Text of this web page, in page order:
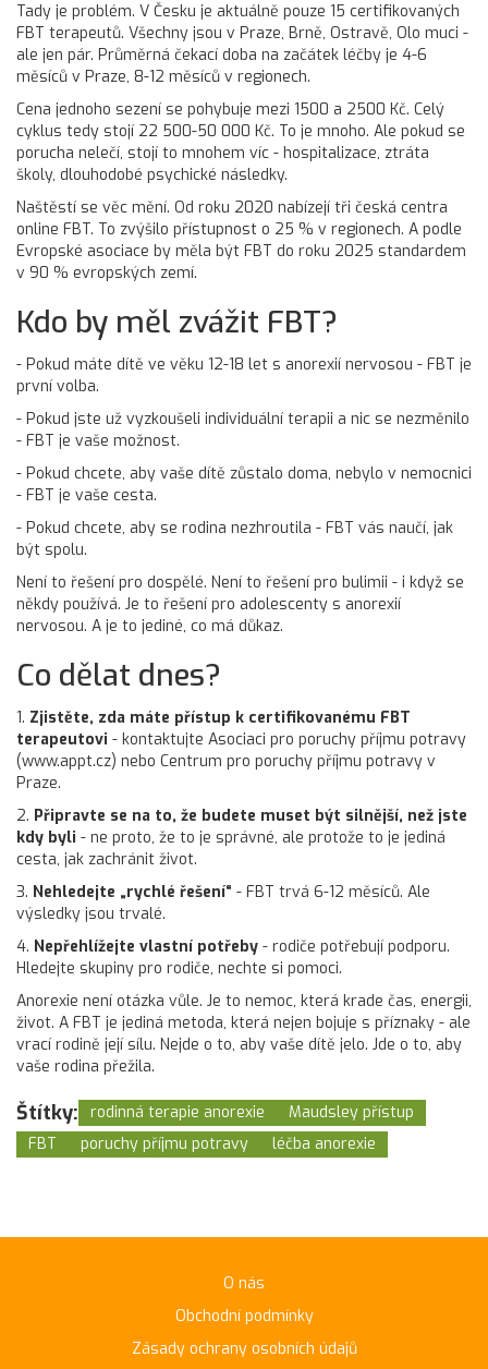
Tady je problém. V Česku je aktuálně pouze 15 certifikovaných
FBT terapeutů. Všechny jsou v Praze, Brně, Ostravě, Olo muci -
ale jen pár. Průměrná čekací doba na začátek léčby je 4-6
měsíců v Praze, 8-12 měsíců v regionech.
Cena jednoho sezení se pohybuje mezi 1500 a 2500 Kč. Celý
cyklus tedy stojí 22 500-50 000 Kč. To je mnoho. Ale pokud se
porucha nelečí, stojí to mnohem víc - hospitalizace, ztráta
školy, dlouhodobé psychické následky.
Naštěstí se věc mění. Od roku 2020 nabízejí tři česká centra
online FBT. To zvýšilo přístupnost o 25 % v regionech. A podle
Evropské asociace by měla být FBT do roku 2025 standardem
v 90 % evropských zemí.
Kdo by měl zvážit FBT?
- Pokud máte dítě ve věku 12-18 let s anorexií nervosou - FBT je
první volba.
- Pokud jste už vyzkoušeli individuální terapii a nic se nezměnilo
- FBT je vaše možnost.
- Pokud chcete, aby vaše dítě zůstalo doma, nebylo v nemocnici
- FBT je vaše cesta.
- Pokud chcete, aby se rodina nezhroutila - FBT vás naučí, jak
být spolu.
Není to řešení pro dospělé. Není to řešení pro bulimii - i když se
někdy používá. Je to řešení pro adolescenty s anorexií
nervosou. A je to jediné, co má důkaz.
Co dělat dnes?
1. Zjistěte, zda máte přístup k certifikovanému FBT
terapeutovi - kontaktujte Asociaci pro poruchy příjmu potravy
(www.appt.cz) nebo Centrum pro poruchy příjmu potravy v
Praze.
2. Připravte se na to, že budete muset být silnější, než jste
kdy byli - ne proto, že to je správné, ale protože to je jediná
cesta, jak zachránit život.
3. Nehledejte „rychlé řešení“ - FBT trvá 6-12 měsíců. Ale
výsledky jsou trvalé.
4. Nepřehlížejte vlastní potřeby - rodiče potřebují podporu.
Hledejte skupiny pro rodiče, nechte si pomoci.
Anorexie není otázka vůle. Je to nemoc, která krade čas, energii,
život. A FBT je jediná metoda, která nejen bojuje s příznaky - ale
vrací rodině její sílu. Nejde o to, aby vaše dítě jelo. Jde o to, aby
vaše rodina přežila.
Štítky: rodinná terapie anorexie
Maudsley přístup
FBT
poruchy příjmu potravy léčba anorexie
O nás
Obchodní podmínky
Zásady ochrany osobních údajů